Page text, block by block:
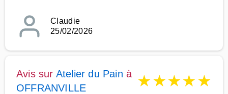
Claudie
25/02/2026
Avis sur Atelier du Pain à
OFFRANVILLE
★★★★★